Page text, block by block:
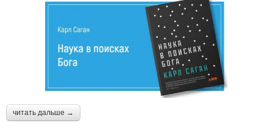
читать дальше →